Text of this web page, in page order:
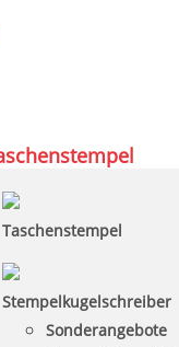
Taschenstempel
Stempelkugelschreiber
Sonderangebote